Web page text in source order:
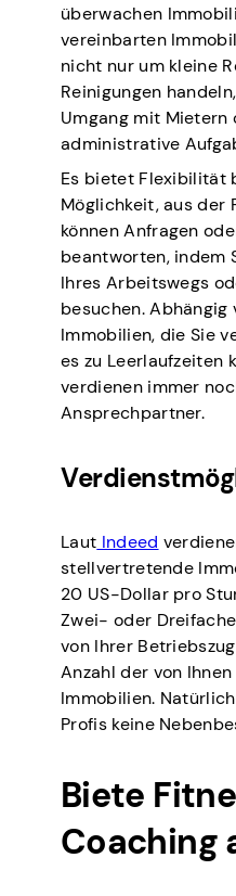
überwachen
vereinbarten
nicht nur um kleine
Reinigungen
Umgang mit Mietern
administrative
Es bietet Flexibilität
Möglichkeit, aus der
können Anfragen
beantworten, indem
Ihres Arbeitswegs
besuchen.
Immobilien, die Sie
es zu Leerlaufzeiten
verdienen immer
Ansprechpartner.
Laut Indeed
stellvertretende
20 US-Dollar pro
Zwei- oder
von Ihrer
Anzahl der von
Immobilien.
Profis keine
Biete
Coaching